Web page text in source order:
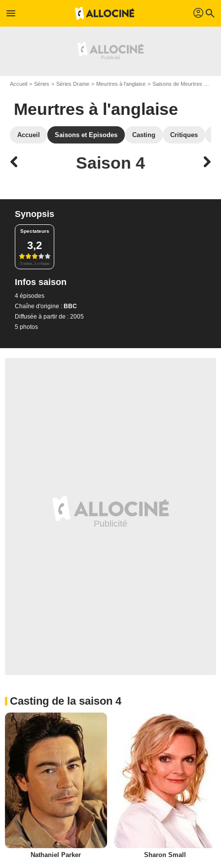
menu profil search
Accueil Séries Séries Drame Meurtres à l'anglaise Saisons de Meurtres à l'anglaise
Meurtres à l'anglaise
Accueil Saisons et Episodes Casting Critiques
Saison 4
Synopsis
Spectateurs
3,2
5 notes, 1 critique
Infos saison
4 épisodes
Chaîne d'origine : BBC
Diffusée à partir de : 2005
5 photos
Casting de la saison 4
Nathaniel Parker Sharon Small